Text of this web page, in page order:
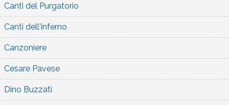
Canti del Purgatorio
Canti dell'inferno
Canzoniere
Cesare Pavese
Dino Buzzati